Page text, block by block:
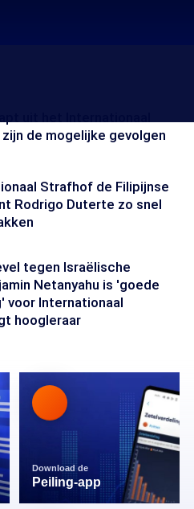
de mogelijke gevolgen
Strafhof de Filipijnse
Rodrigo Duterte zo snel
tegen Israëlische
Netanyahu is 'goede
voor Internationaal
hoogleraar
Download de
Peiling-app